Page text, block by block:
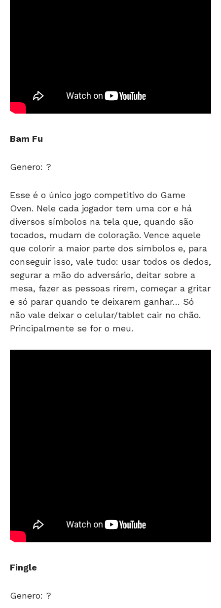
Bam Fu
Genero: ?
Esse é o único jogo competitivo do Game
Oven. Nele cada jogador tem uma cor e há
diversos símbolos na tela que, quando são
tocados, mudam de coloração. Vence aquele
que colorir a maior parte dos símbolos e, para
conseguir isso, vale tudo: usar todos os dedos,
segurar a mão do adversário, deitar sobre a
mesa, fazer as pessoas rirem, começar a gritar
e só parar quando te deixarem ganhar… Só
não vale deixar o celular/tablet cair no chão.
Principalmente se for o meu.
Fingle
Genero: ?